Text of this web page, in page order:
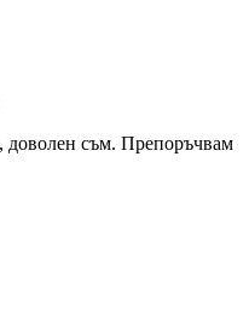
доволен съм. Препоръчвам